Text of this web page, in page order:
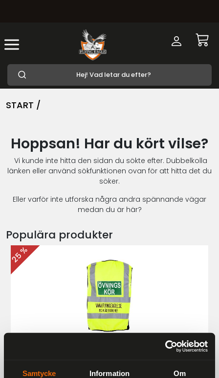
Samtycke Information Om
START /
Hoppsan! Har du kört vilse?
Vi kunde inte hitta den sidan du sökte efter. Dubbelkolla
länken eller använd sökfunktionen ovan för att hitta det du
söker.
Eller varför inte utforska några andra spännande vägar
medan du är här?
Populära produkter
25 %
187 kr
249 kr